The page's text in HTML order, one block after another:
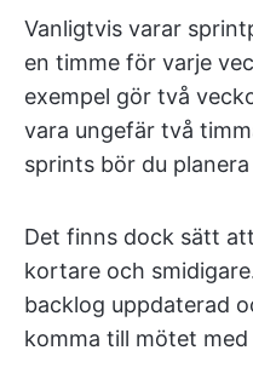
Vanligtvis varar
en timme för varje
exempel gör två
vara ungefär två
sprints bör du
Det finns dock sätt
kortare och
backlog uppdaterad
komma till mötet